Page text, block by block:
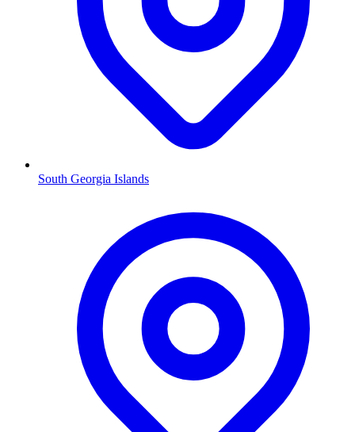
South Georgia Islands